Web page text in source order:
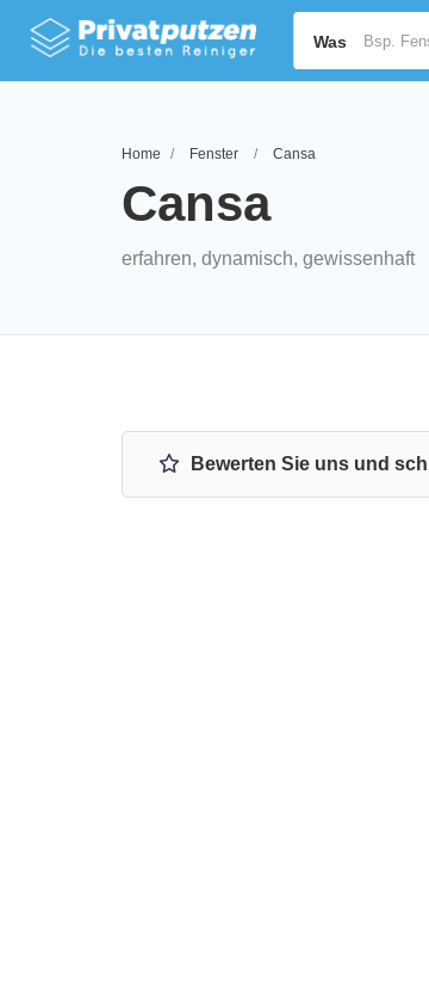
Was
Home Fenster Cansa
Cansa
erfahren, dynamisch, gewissenhaft
Bewerten Sie uns und